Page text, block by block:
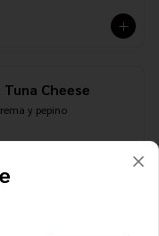
Cheese
y pepino